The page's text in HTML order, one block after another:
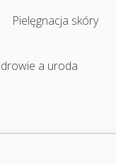
Pielęgnacja skóry
a uroda